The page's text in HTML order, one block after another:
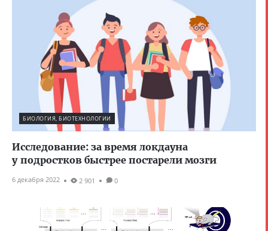
БИОЛОГИЯ, БИОТЕХНОЛОГИИ
Исследование: за время локдауна
у подростков быстрее постарели мозги
6 декабря 2022 2 901 0